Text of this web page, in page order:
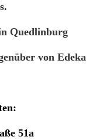
Quedlinburg
von Edeka
51a